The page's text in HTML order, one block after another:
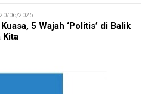
20/06/2026
5 Wajah ‘Politis’ di Balik
Kita